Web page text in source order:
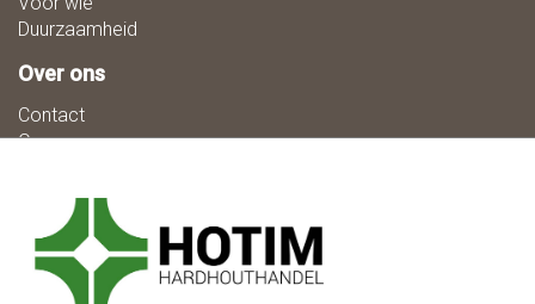
Duurzaamheid
Over ons
Contact
Over ons
Algemene voorwaarden
Privacy/Disclaimer
Cookie Settings
Adres